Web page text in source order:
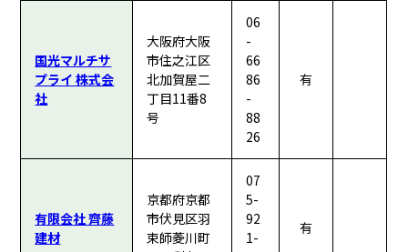
国光マルチサ
プライ 株式会
社
大阪府大阪
市住之江区
北加賀屋二
丁目11番8
号
06
-
66
86
-
88
26
有
有限会社 齊藤
建材
京都府京都
市伏見区羽
束師菱川町
07
5-
92
1-
有